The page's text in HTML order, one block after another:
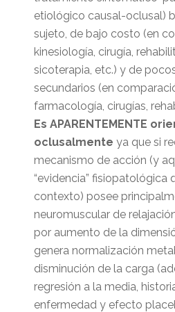
etiológico causal-oclusal)
sujeto, de bajo costo (en
kinesiología, cirugía,
sicoterapia, etc.) y de
secundarios (en
farmacología, cirugías,
Es APARENTEMENTE
oclusalmente ya que si
mecanismo de acción (y
“evidencia” fisiopatológica
contexto) posee
neuromuscular de
por aumento de la
genera normalización
disminución de la carga
regresión a la media,
enfermedad y efecto